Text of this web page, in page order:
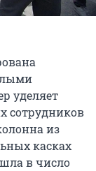
уделяет
сотрудников
из
касках
в число